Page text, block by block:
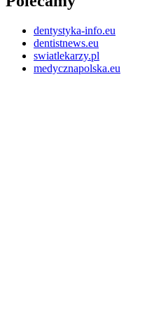
dentystyka-info.eu
dentistnews.eu
swiatlekarzy.pl
medycznapolska.eu